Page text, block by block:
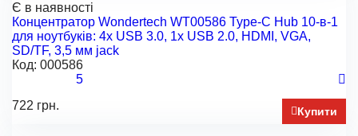
Є в наявності
Концентратор Wondertech WT00586 Type-C Hub 10-в-1
для ноутбуків: 4x USB 3.0, 1x USB 2.0, HDMI, VGA,
SD/TF, 3,5 мм jack
Код: 000586
5
722 грн.
Купити